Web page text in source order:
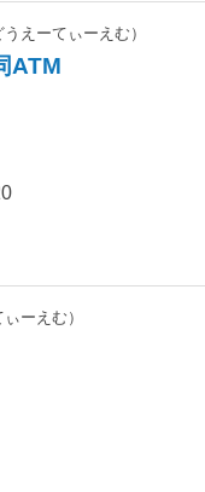
えーてぃーえむ）
ATM
ーえむ）